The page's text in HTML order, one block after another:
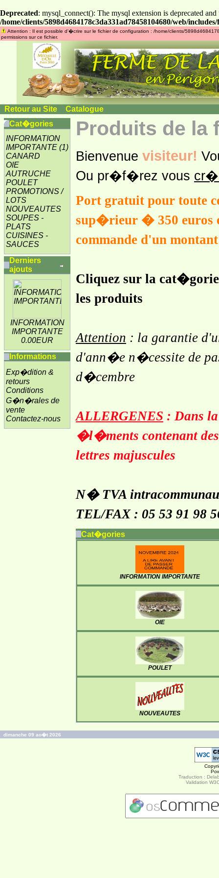
Deprecated: mysql_connect(): The mysql extension is deprecated
/home/clients/5898d4684178c3da331ad78458104680/web/
Attention : Il est possible d'�crire sur le fichier de configuration : /home/clients/
permissions sur ce fichier.
Retour au Site
Catalogue
Cat�gories
INFORMATION
IMPORTANTE (1)
CANARD
OIE
AUTRUCHE
POULET
PROMOTIONS /
LOTS
NOUVEAUTES
SOUPES -
PLATS
CUISINES -
SAUCES
Derniers
ajouts
INFORMATION
IMPORTANTE
0.00EUR
Informations
Exp�dition &
retours
Conditions
G�n�rales de
vente
Contactez-nous
Produits de la
Bienvenue visiteur!
Ou pr�f�rez vous
Port gratuit pour toute
sup�rieur � 350 euros
commande d'un
Cliquez sur la
les produits
Attention : la garantie
d'ann�e n�cessite de
d�cembre
ALLERGENES : Dans
�l�ments contenant
lettres majuscules
N� TVA
TEL/FAX : 05 53 91 98
Cat�gories
INFORMATION IMPORTANTE
OIE
POULET
NOUVEAUTES
dimanche 09 ao�t 2026
Traduction :
Validation